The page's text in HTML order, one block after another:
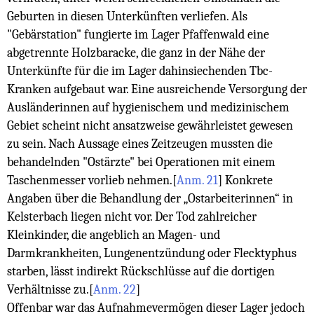
Geburten in diesen Unterkünften verliefen. Als
"Gebärstation" fungierte im Lager Pfaffenwald eine
abgetrennte Holzbaracke, die ganz in der Nähe der
Unterkünfte für die im Lager dahinsiechenden Tbc-
Kranken aufgebaut war. Eine ausreichende Versorgung der
Ausländerinnen auf hygienischem und medizinischem
Gebiet scheint nicht ansatzweise gewährleistet gewesen
zu sein. Nach Aussage eines Zeitzeugen mussten die
behandelnden "Ostärzte" bei Operationen mit einem
Taschenmesser vorlieb nehmen. [Anm. 21] Konkrete
Angaben über die Behandlung der „Ostarbeiterinnen“ in
Kelsterbach liegen nicht vor. Der Tod zahlreicher
Kleinkinder, die angeblich an Magen- und
Darmkrankheiten, Lungenentzündung oder Flecktyphus
starben, lässt indirekt Rückschlüsse auf die dortigen
Verhältnisse zu. [Anm. 22]
Offenbar war das Aufnahmevermögen dieser Lager jedoch